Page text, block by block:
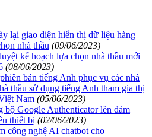
lại giao diện hiển thị dữ liệu hàng
nhà thầu (09/06/2023)
kế hoạch lựa chọn nhà thầu mới
(08/06/2023)
bản tiếng Anh phục vụ các nhà
thầu sử dụng tiếng Anh tham gia thị
Nam (05/06/2023)
bộ Google Authenticator lên đám
thiết bị (02/06/2023)
công nghệ AI chatbot cho